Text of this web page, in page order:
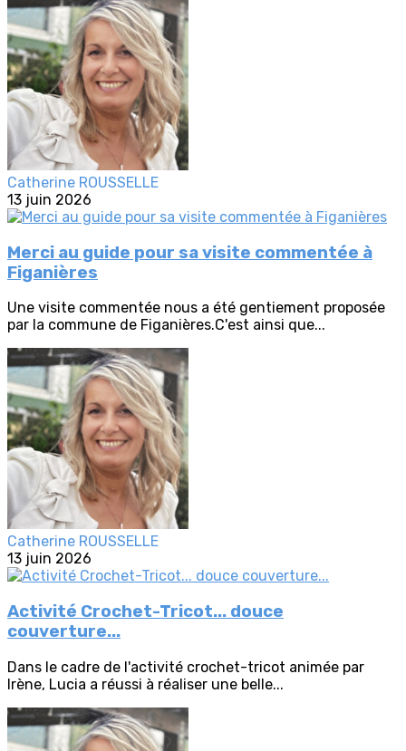
Catherine ROUSSELLE
13 juin 2026
Merci au guide pour sa visite commentée à
Figanières
Une visite commentée nous a été gentiement proposée
par la commune de Figanières.C'est ainsi que...
Catherine ROUSSELLE
13 juin 2026
Activité Crochet-Tricot... douce
couverture...
Dans le cadre de l'activité crochet-tricot animée par
Irène, Lucia a réussi à réaliser une belle...